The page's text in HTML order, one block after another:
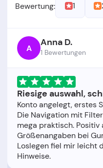
Bewertung: 1
A Anna D.
1 Bewertungen
Riesige auswahl,
Konto angelegt, erstes
Die Navigation mit
mega praktisch. Positiv
Größenangaben bei
Loslegen fiel mir leicht